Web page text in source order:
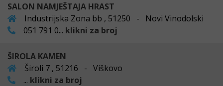
SALON NAMJEŠTAJA HRAST
Industrijska Zona bb , 51250 - Novi Vinodolski
051 791 0... klikni za broj
ŠIROLA KAMEN
Široli 7 , 51216 - Viškovo
... klikni za broj